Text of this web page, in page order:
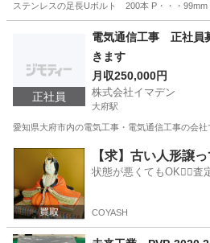
ステンレスの足長Uボルト 200本 P・・・
大府駅 その他 ボ
正社員
電気通信工事 正社員
きます
月収250,000円
株式会社イマデン
大府駅
愛知県大府市内の電気工事・電気通信工事の会
愛知 大府市 大府駅 電気 電気
【求】古い人形譲
状態が悪くてもOK🙆‍♀️査
COYASH